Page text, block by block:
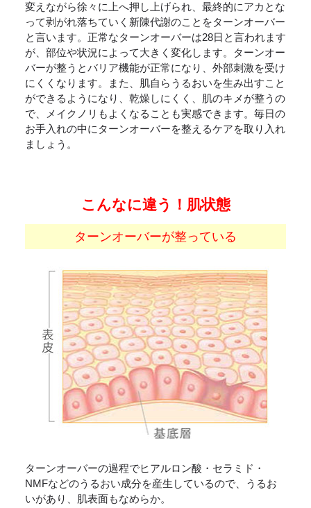
変えながら徐々に上へ押し上げられ、最終的にアカとな
って剥がれ落ちていく新陳代謝のことをターンオーバー
と言います。正常なターンオーバーは28日と言われます
が、部位や状況によって大きく変化します。ターンオー
バーが整うとバリア機能が正常になり、外部刺激を受け
にくくなります。また、肌自らうるおいを生み出すこと
ができるようになり、乾燥しにくく、肌のキメが整うの
で、メイクノリもよくなることも実感できます。毎日の
お手入れの中にターンオーバーを整えるケアを取り入れ
ましょう。
こんなに違う！肌状態
ターンオーバーが整っている
ターンオーバーの過程でヒアルロン酸・セラミド・
NMFなどのうるおい成分を産生しているので、うるお
いがあり、肌表面もなめらか。